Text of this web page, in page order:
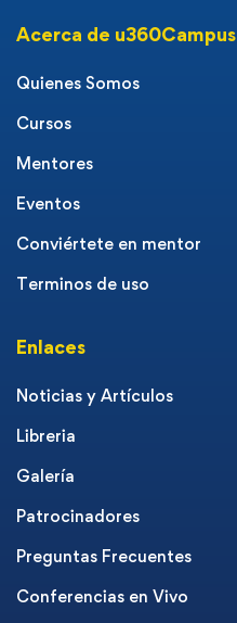
Acerca de u360Campus
Quienes Somos
Cursos
Mentores
Eventos
Conviértete en mentor
Terminos de uso
Enlaces
Noticias y Artículos
Libreria
Galería
Patrocinadores
Preguntas Frecuentes
Conferencias en Vivo